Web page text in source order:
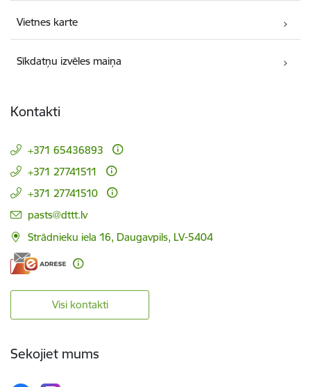
Vietnes karte
Sīkdatņu izvēles maiņa
Kontakti
+371 65436893
+371 27741511
+371 27741510
E-pasts:
pasts@dttt.lv
Strādnieku iela 16, Daugavpils, LV-5404
Visi kontakti
Sekojiet mums